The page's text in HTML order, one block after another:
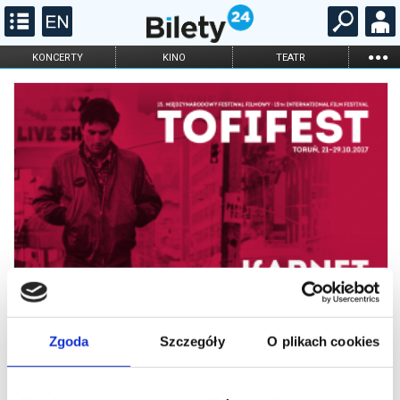
Zgoda Szczegóły O plikach cookies
KONCERTY KINO TEATR ...
FILHARMONIA OPERA I BALET
DLA DZIECI
ONLINE KARNETY
Tofifest MFF 2017 Karnet